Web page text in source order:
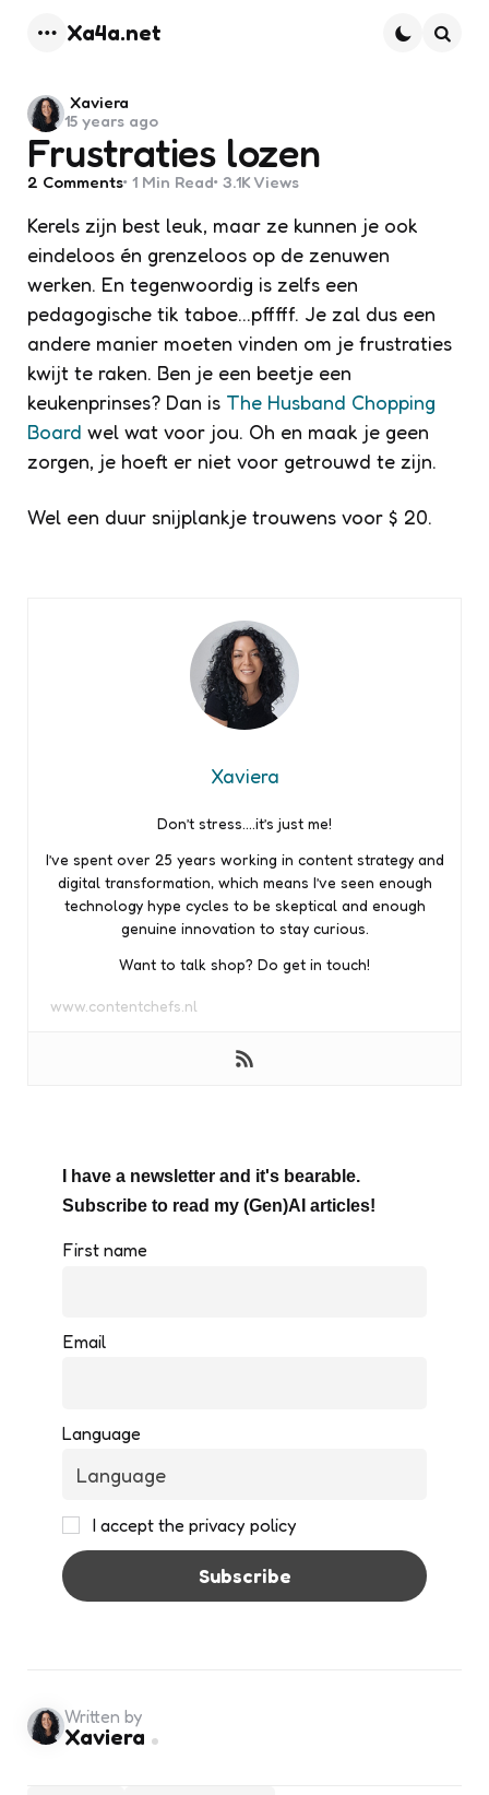
Xa4a.net
Frustraties lozen
Posted
by
Xaviera
15 years ago
2 Comments 1 Min Read 3.1K Views
Kerels zijn best leuk, maar ze kunnen je ook
eindeloos én grenzeloos op de zenuwen
werken. En tegenwoordig is zelfs een
pedagogische tik taboe…pfffff. Je zal dus een
andere manier moeten vinden om je frustraties
kwijt te raken. Ben je een beetje een
keukenprinses? Dan is The Husband Chopping
Board wel wat voor jou. Oh en maak je geen
zorgen, je hoeft er niet voor getrouwd te zijn.
Wel een duur snijplankje trouwens voor $ 20.
Xaviera
Don’t stress….it’s just me!
I’ve spent over 25 years working in content strategy and
digital transformation, which means I’ve seen enough
technology hype cycles to be skeptical and enough
genuine innovation to stay curious.
Want to talk shop? Do get in touch!
www.contentchefs.nl
I have a newsletter and it's bearable.
Subscribe to read my (Gen)AI articles!
First name
Email
Language
I accept the privacy policy
Written by
Xaviera